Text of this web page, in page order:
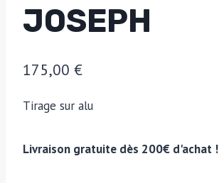
JOSEPH
175,00 €
Tirage sur alu
Livraison gratuite dès 200€ d'achat !